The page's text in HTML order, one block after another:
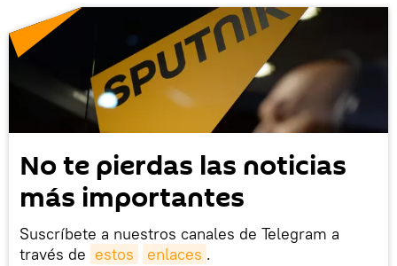
No te pierdas las noticias
más importantes
Suscríbete a nuestros canales de Telegram a
través de estos enlaces .